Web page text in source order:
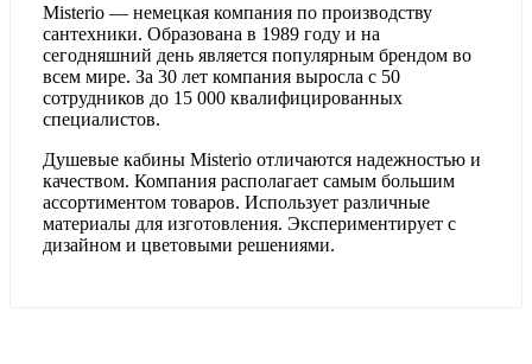
Misterio — немецкая компания по производству
сантехники. Образована в 1989 году и на
сегодняшний день является популярным брендом во
всем мире. За 30 лет компания выросла с 50
сотрудников до 15 000 квалифицированных
специалистов.
Душевые кабины Misterio отличаются надежностью и
качеством. Компания располагает самым большим
ассортиментом товаров. Использует различные
материалы для изготовления. Экспериментирует с
дизайном и цветовыми решениями.